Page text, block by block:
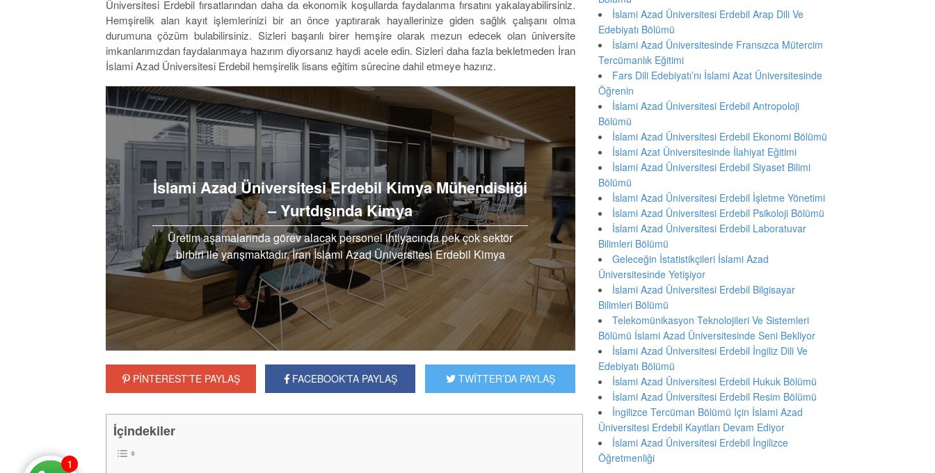
Üniversitesi Erdebil fırsatlarından daha da ekonomik koşullarda faydalanma fırsatını yakalayabilirsiniz.
Hemşirelik alan kayıt işlemlerinizi bir an önce yaptırarak hayallerinize giden sağlık çalışanı olma
durumuna çözüm bulabilirsiniz. Sizleri başarılı birer hemşire olarak mezun edecek olan üniversite
imkanlarımızdan faydalanmaya hazırım diyorsanız haydi acele edin. Sizleri daha fazla bekletmeden İran
İslami Azad Üniversitesi Erdebil hemşirelik lisans eğitim sürecine dahil etmeye hazırız.
İslami Azad Üniversitesi Erdebil Kimya Mühendisliği
– Yurtdışında Kimya
Üretim aşamalarında görev alacak personel ihtiyacında pek çok sektör
birbiri ile yarışmaktadır. İran İslami Azad Üniversitesi Erdebil Kimya
mühendisliği…
PİNTEREST’TE PAYLAŞ FACEBOOK’TA PAYLAŞ TWİTTER’DA PAYLAŞ
İçindekiler
İslami Azad Üniversitesi Erdebil Arap Dili Ve
Edebiyatı Bölümü
İslami Azad Üniversitesinde Fransızca Mütercim
Tercümanlık Eğitimi
Fars Dili Edebiyatı’nı İslami Azat Üniversitesinde
Öğrenin
İslami Azad Üniversitesi Erdebil Antropoloji
Bölümü
İslami Azad Üniversitesi Erdebil Ekonomi Bölümü
İslami Azat Üniversitesinde İlahiyat Eğitimi
İslami Azad Üniversitesi Erdebil Siyaset Bilimi
Bölümü
İslami Azad Üniversitesi Erdebil İşletme Yönetimi
İslami Azad Üniversitesi Erdebil Psikoloji Bölümü
İslami Azad Üniversitesi Erdebil Laboratuvar
Bilimleri Bölümü
Geleceğin İstatistikçileri İslami Azad
Üniversitesinde Yetişiyor
İslami Azad Üniversitesi Erdebil Bilgisayar
Bilimleri Bölümü
Telekomünikasyon Teknolojileri Ve Sistemleri
Bölümü İslami Azad Üniversitesinde Seni Bekliyor
İslami Azad Üniversitesi Erdebil İngiliz Dili Ve
Edebiyatı Bölümü
İslami Azad Üniversitesi Erdebil Hukuk Bölümü
İslami Azad Üniversitesi Erdebil Resim Bölümü
İngilizce Tercüman Bölümü Için İslami Azad
Üniversitesi Erdebil Kayıtları Devam Ediyor
İslami Azad Üniversitesi Erdebil İngilizce
Öğretmenliği
1